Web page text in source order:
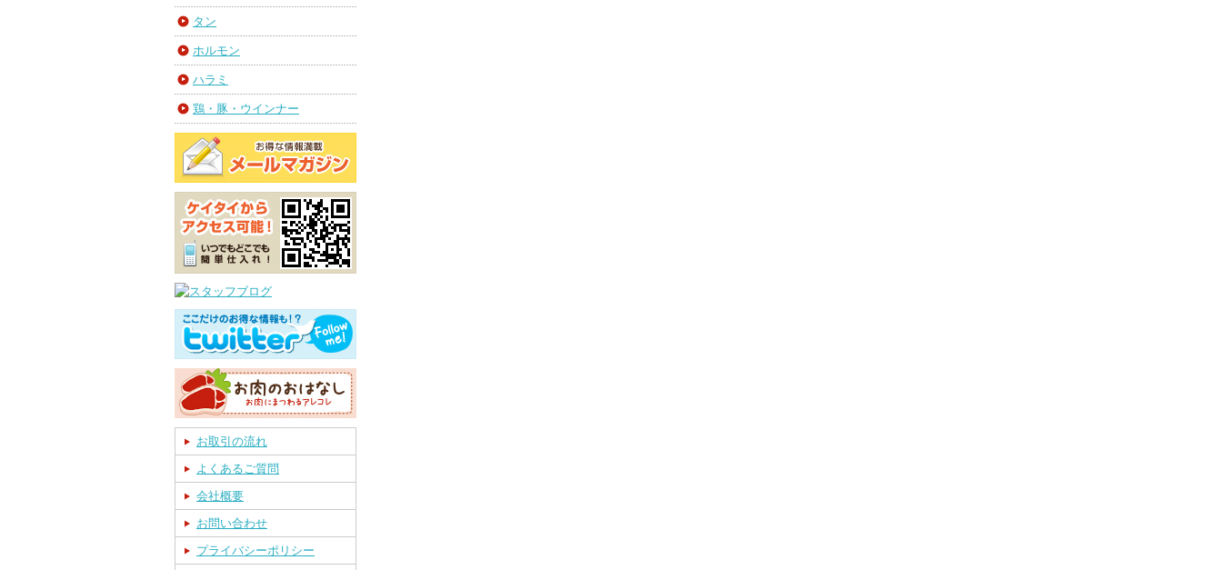
タン
ホルモン
ハラミ
鶏・豚・ウインナー
お取引の流れ
よくあるご質問
会社概要
お問い合わせ
プライバシーポリシー